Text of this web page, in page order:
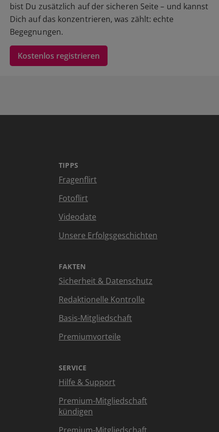
bist Du zusätzlich auf der sicheren Seite – und kannst
Dich auf das konzentrieren, was zählt: echte
Begegnungen.
Kostenlos registrieren
TIPPS
Fragenflirt
Fotoflirt
Videodate
Unsere Erfolgsgeschichten
FAKTEN
Sicherheit & Datenschutz
Redaktionelle Kontrolle
Basis-Mitgliedschaft
Premiumvorteile
SERVICE
Hilfe & Support
Premium-Mitgliedschaft
kündigen